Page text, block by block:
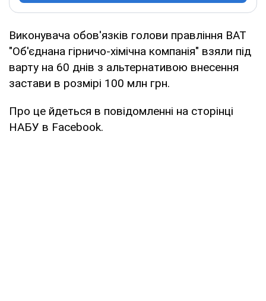
Виконувача обов'язків голови правління ВАТ
"Об'єднана гірничо-хімічна компанія" взяли під
варту на 60 днів з альтернативою внесення
застави в розмірі 100 млн грн.
Про це йдеться в повідомленні на сторінці
НАБУ в Facebook.